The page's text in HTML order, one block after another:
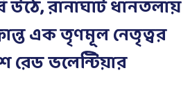
উঠে, রানাঘাট ধানতলায়
এক তৃণমূল নেতৃত্বর
রেড ভলেন্টিয়ার